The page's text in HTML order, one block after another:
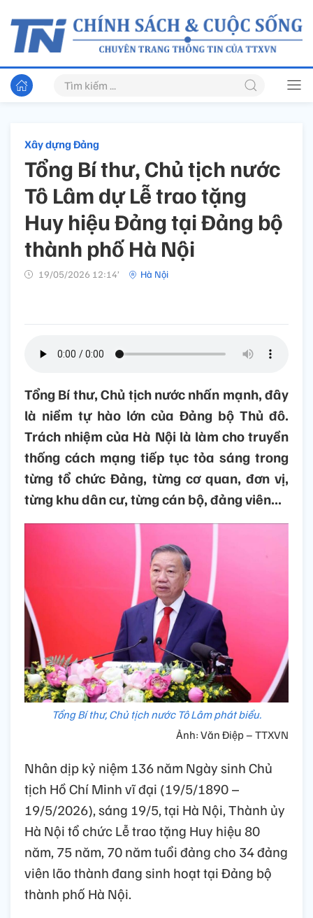
Xây dựng Đảng
Tổng Bí thư, Chủ tịch nước
Tô Lâm dự Lễ trao tặng
Huy hiệu Đảng tại Đảng bộ
thành phố Hà Nội
19/05/2026 12:14’ Hà Nội
Tổng Bí thư, Chủ tịch nước nhấn mạnh, đây
là niềm tự hào lớn của Đảng bộ Thủ đô.
Trách nhiệm của Hà Nội là làm cho truyền
thống cách mạng tiếp tục tỏa sáng trong
từng tổ chức Đảng, từng cơ quan, đơn vị,
từng khu dân cư, từng cán bộ, đảng viên...
Tổng Bí thư, Chủ tịch nước Tô Lâm phát biểu.
Ảnh: Văn Điệp – TTXVN
Nhân dịp kỷ niệm 136 năm Ngày sinh Chủ
tịch Hồ Chí Minh vĩ đại (19/5/1890 –
19/5/2026), sáng 19/5, tại Hà Nội, Thành ủy
Hà Nội tổ chức Lễ trao tặng Huy hiệu 80
năm, 75 năm, 70 năm tuổi đảng cho 34 đảng
viên lão thành đang sinh hoạt tại Đảng bộ
thành phố Hà Nội.